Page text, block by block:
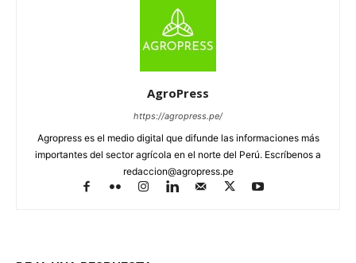
AgroPress
https://agropress.pe/
Agropress es el medio digital que difunde las informaciones más
importantes del sector agrícola en el norte del Perú. Escríbenos a
redaccion@agropress.pe